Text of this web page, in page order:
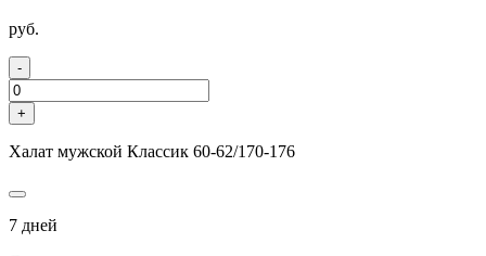
руб.
-
+
Халат мужской Классик 60-62/170-176
7 дней